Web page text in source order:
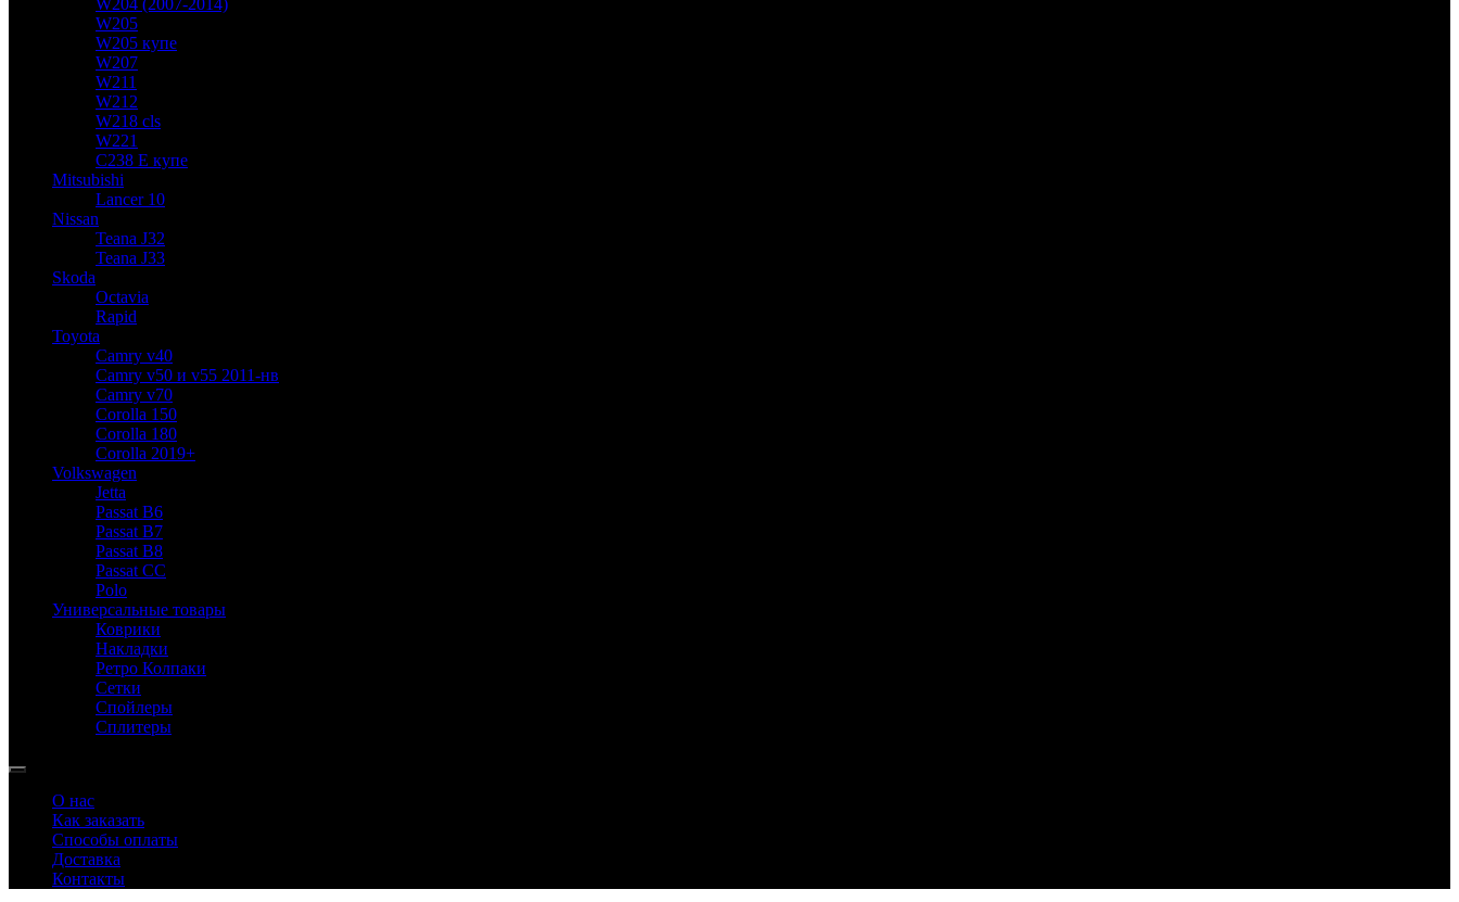
W204 (2007-2014)
W205
W205 купе
W207
W211
W212
W218 cls
W221
C238 E купе
Mitsubishi
Lancer 10
Nissan
Teana J32
Teana J33
Skoda
Octavia
Rapid
Toyota
Camry v40
Camry v50 и v55 2011-нв
Camry v70
Corolla 150
Corolla 180
Corolla 2019+
Volkswagen
Jetta
Passat B6
Passat B7
Passat B8
Passat CC
Polo
Универсальные товары
Коврики
Накладки
Ретро Колпаки
Сетки
Спойлеры
Сплитеры
О нас
Как заказать
Способы оплаты
Доставка
Контакты